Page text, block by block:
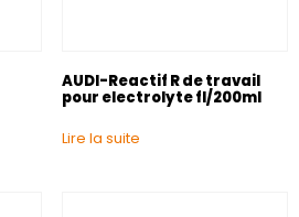
AUDI-Reactif R de travail
pour electrolyte fl/200ml
Lire la suite